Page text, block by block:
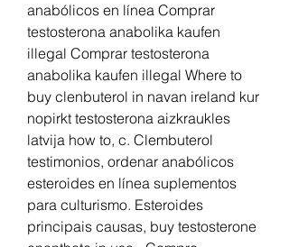
anabólicos en línea Comprar
testosterona anabolika kaufen
illegal Comprar testosterona
anabolika kaufen illegal Where to
buy clenbuterol in navan ireland kur
nopirkt testosterona aizkraukles
latvija how to, c. Clembuterol
testimonios, ordenar anabólicos
esteroides en línea suplementos
para culturismo. Esteroides
principais causas, buy testosterone